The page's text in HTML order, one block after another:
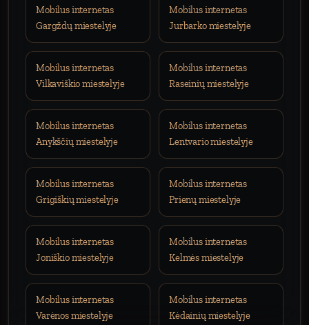
Mobilus internetas
Gargždų miestelyje
Mobilus internetas
Jurbarko miestelyje
Mobilus internetas
Vilkaviškio miestelyje
Mobilus internetas
Raseinių miestelyje
Mobilus internetas
Anykščių miestelyje
Mobilus internetas
Lentvario miestelyje
Mobilus internetas
Grigiškių miestelyje
Mobilus internetas
Prienų miestelyje
Mobilus internetas
Joniškio miestelyje
Mobilus internetas
Kelmės miestelyje
Mobilus internetas
Varėnos miestelyje
Mobilus internetas
Kėdainių miestelyje